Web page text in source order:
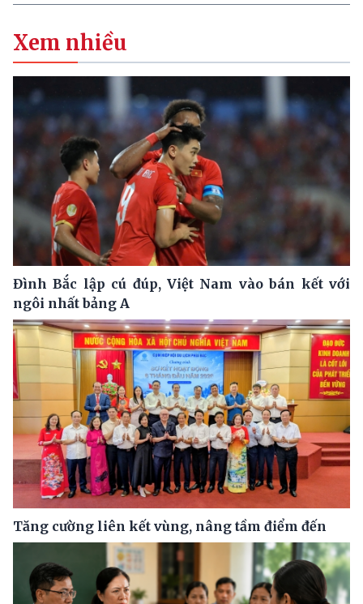
Xem nhiều
Đình Bắc lập cú đúp, Việt Nam vào bán kết với
ngôi nhất bảng A
Tăng cường liên kết vùng, nâng tầm điểm đến